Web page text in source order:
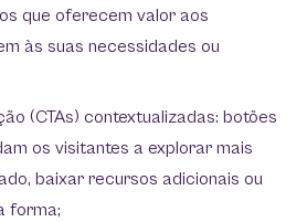
que oferecem valor aos
às suas necessidades ou
(CTAs) contextualizadas: botões
os visitantes a explorar mais
baixar recursos adicionais ou
forma;